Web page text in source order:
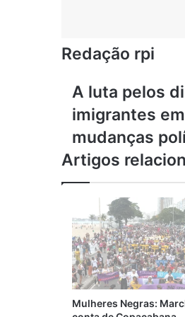
Redação rpi
A
pelos
direitos
dos
imigrantes
mudanças
políticas
A luta pelos
imigrantes
mudanças
Artigos
Mulheres Negras: